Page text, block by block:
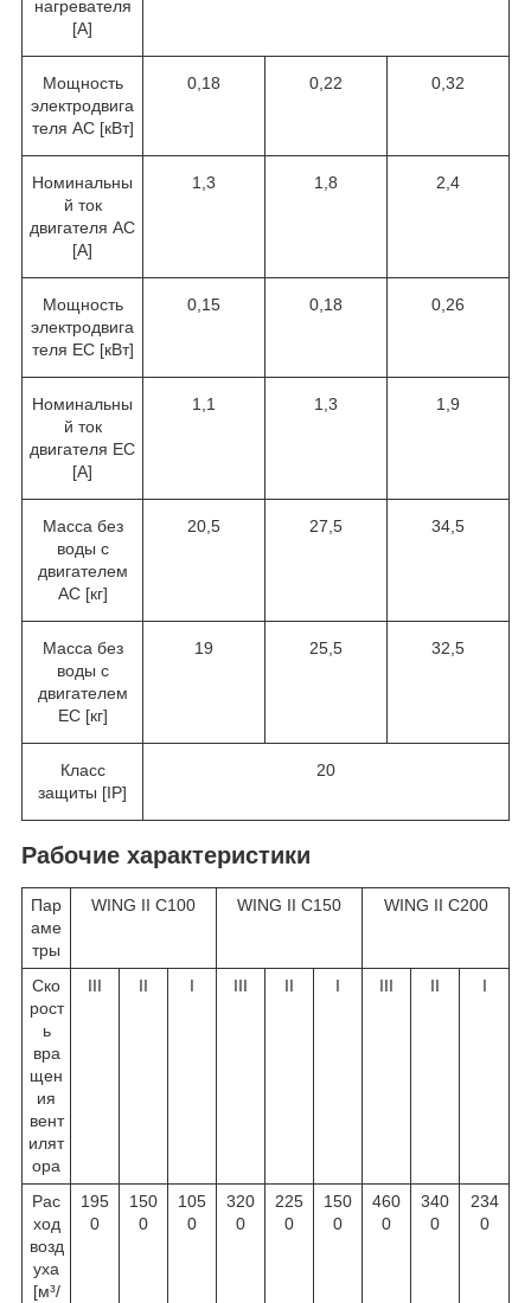
нагревателя
[A]
Мощность
электродвига
теля AC [кВт]
0,18 0,22 0,32
Номинальны
й ток
двигателя AC
[A]
1,3 1,8 2,4
Мощность
электродвига
теля EC [кВт]
0,15 0,18 0,26
Номинальны
й ток
двигателя EC
[A]
1,1 1,3 1,9
Масса без
воды с
двигателем
AC [кг]
20,5 27,5 34,5
Масса без
воды с
двигателем
EC [кг]
19 25,5 32,5
Класс
защиты [IP]
20
Рабочие характеристики
Пар
аме
тры
WING II C100 WING II C150 WING II C200
Ско
рост
ь
вра
щен
ия
вент
илят
ора
III II I III II I III II I
Рас
ход
возд
уха
[м³/
195
0
150
0
105
0
320
0
225
0
150
0
460
0
340
0
234
0